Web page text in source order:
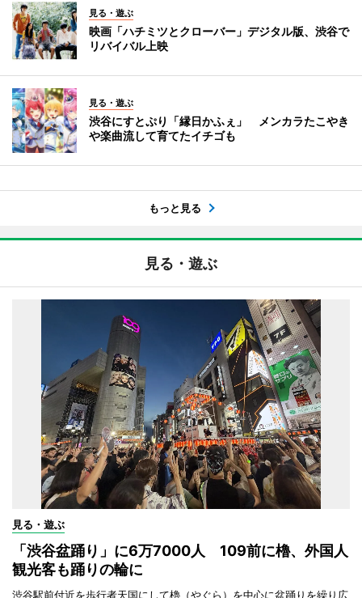
見る・遊ぶ
映画「ハチミツとクローバー」デジタル版、渋谷で
リバイバル上映
見る・遊ぶ
渋谷にすとぷり「縁日かふぇ」 メンカラたこやき
や楽曲流して育てたイチゴも
もっと見る
見る・遊ぶ
見る・遊ぶ
「渋谷盆踊り」に6万7000人 109前に櫓、外国人
観光客も踊りの輪に
渋谷駅前付近を歩行者天国にして櫓（やぐら）を中心に盆踊りを繰り広